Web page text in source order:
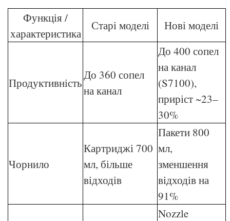
Функція /
характеристика
Старі моделі Нові моделі
Продуктивність
До 360 сопел
на канал
До 400 сопел
на канал
(S7100),
приріст ~23–
30%
Чорнило
Картриджі 700
мл, більше
відходів
Пакети 800
мл,
зменшення
відходів на
91%
Nozzle